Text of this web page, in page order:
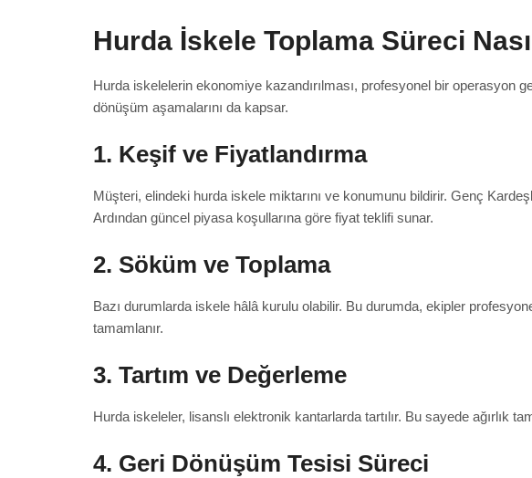
Hurda İskele Toplama Süreci
Hurda iskelelerin ekonomiye kazandırılması, profesyonel bir operasyon
dönüşüm aşamalarını da kapsar.
1. Keşif ve Fiyatlandırma
Müşteri, elindeki hurda iskele miktarını ve konumunu bildirir. Genç
Ardından güncel piyasa koşullarına göre fiyat teklifi sunar.
2. Söküm ve Toplama
Bazı durumlarda iskele hâlâ kurulu olabilir. Bu durumda, ekipler
tamamlanır.
3. Tartım ve Değerleme
Hurda iskeleler, lisanslı elektronik kantarlarda tartılır. Bu sayede ağırlık
4. Geri Dönüşüm Tesisi Süreci